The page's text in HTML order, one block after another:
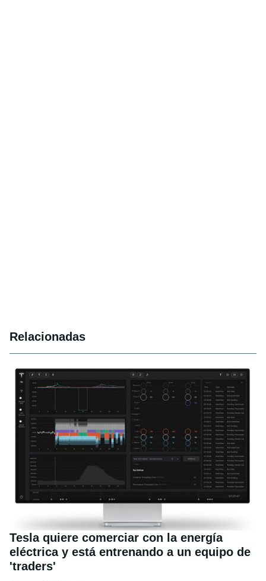
Relacionadas
Tesla quiere comerciar con la energía
eléctrica y está entrenando a un equipo de
'traders'